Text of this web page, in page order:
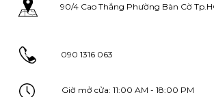
90/4 Cao Thắng Phường Bàn Cờ
090 1316 063
Giờ mở cửa: 11:00 AM - 18:00 PM